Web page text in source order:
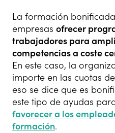
La formación
empresas ofrecer
trabajadores para
competencias a coste
En este caso, la
importe en las cuotas
eso se dice que es
este tipo de ayudas
favorecer a los
formación.